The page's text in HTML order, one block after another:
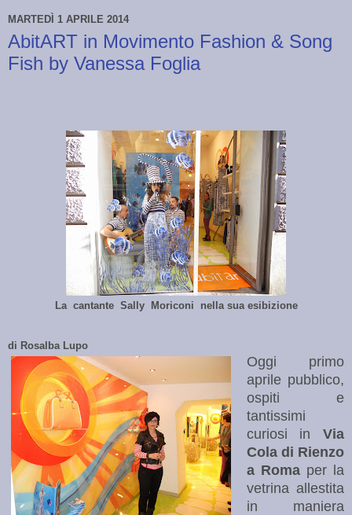
MARTEDÌ 1 APRILE 2014
AbitART in Movimento Fashion & Song
Fish by Vanessa Foglia
La cantante Sally Moriconi nella sua esibizione
di Rosalba Lupo
Oggi primo
aprile pubblico,
ospiti e
tantissimi
curiosi in Via
Cola di Rienzo
a Romaper la
vetrina allestita
in maniera